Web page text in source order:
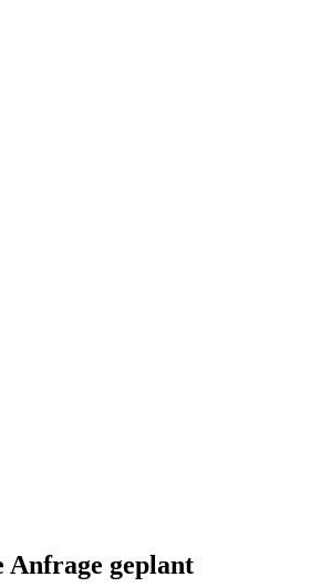
Anfrage geplant